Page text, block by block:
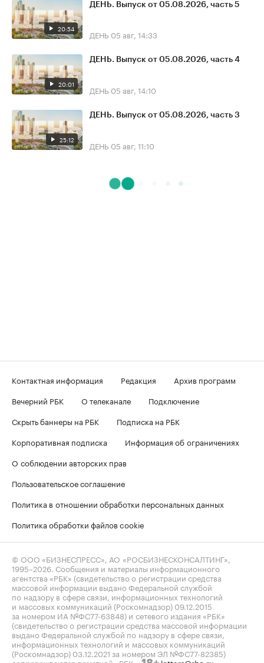
20:54
ДЕНЬ. Выпуск от 05.08.2026, часть 5
ДЕНЬ 05 авг, 14:33
20:01
ДЕНЬ. Выпуск от 05.08.2026, часть 4
ДЕНЬ 05 авг, 14:10
25:12
ДЕНЬ. Выпуск от 05.08.2026, часть 3
ДЕНЬ 05 авг, 11:10
Контактная информация Редакция
Архив программ
Вечерний РБК
О телеканале
Подключение
Скрыть баннеры на РБК
Подписка на РБК
Корпоративная подписка
Информация об ограничениях
О соблюдении авторских прав
Пользовательское соглашение
Политика в отношении обработки персональных данных
Политика обработки файлов cookie
© ООО «БИЗНЕСПРЕСС», АО «РОСБИЗНЕСКОНСАЛТИНГ»,
1995–2026 . Сообщения и материалы информационного
агентства «РБК» (свидетельство о регистрации средства
массовой информации выдано Федеральной службой
по надзору в сфере связи, информационных технологий
и массовых коммуникаций (Роскомнадзор) 09.12.2015
за номером ИА №ФС77-63848) и сетевого издания «РБК»
(свидетельство о регистрации средства массовой информации
выдано Федеральной службой по надзору в сфере связи,
информационных технологий и массовых коммуникаций
(Роскомнадзор) 03.12.2021 за номером ЭЛ №ФС77-82385)